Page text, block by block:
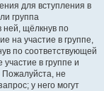
для вступления в
группа
ней, щёлкнув по
на участие в группе,
по соответствующей
в группе и
Пожалуйста, не
у него могут